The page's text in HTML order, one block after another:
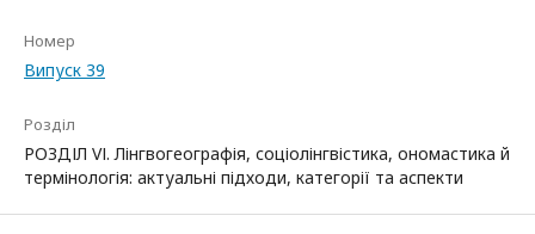
Номер
Випуск 39
Розділ
РОЗДІЛ VІ. Лінгвогеографія, соціолінгвістика, ономастика й
термінологія: актуальні підходи, категорії та аспекти